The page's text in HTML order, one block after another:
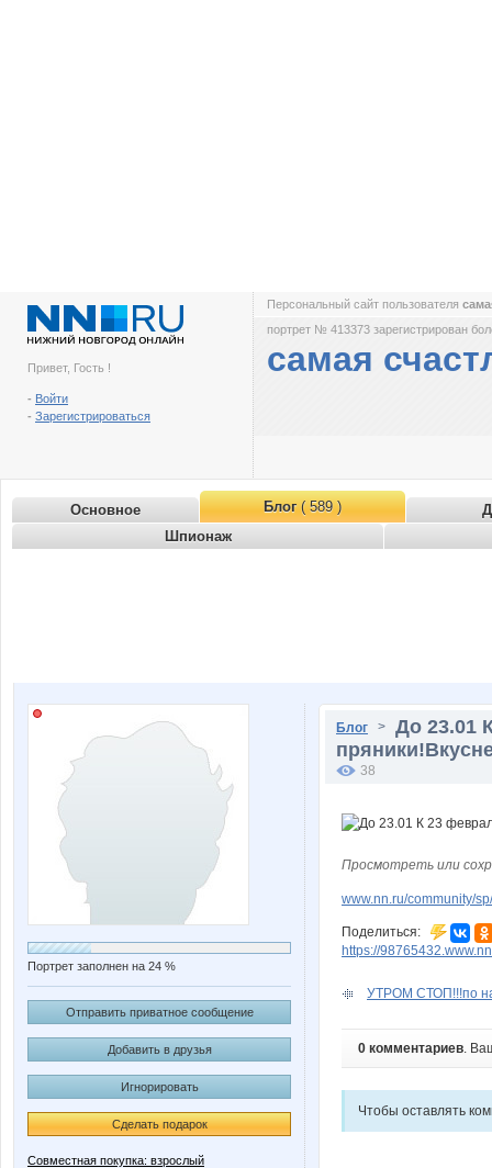
Привет, Гость !
- Войти
- Зарегистрироваться
Персональный сайт пользователя
портрет № 413373 зарегистрирован
самая
Основное Блог( 589 )
Шпионаж
Портрет заполнен на 24 %
Отправить приватное сообщение
Добавить в друзья
Игнорировать
Сделать подарок
Совместная покупка: взрослый
Блог > До 23.01
38
Просмотреть или
www.nn.ru/community/
Поделиться:
https://
УТРОМ СТОП!!!по
0 комментариев.
Чтобы оставлять